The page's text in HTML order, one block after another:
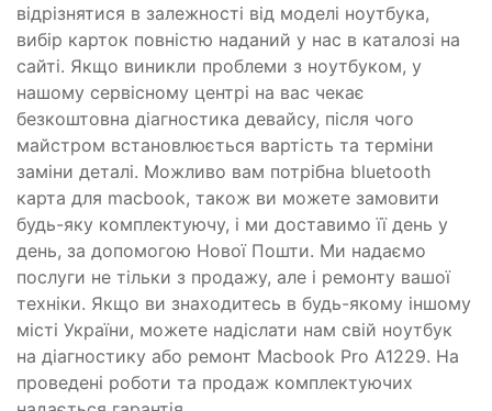
відрізнятися в залежності від моделі ноутбука,
вибір карток повністю наданий у нас в каталозі на
сайті. Якщо виникли проблеми з ноутбуком, у
нашому сервісному центрі на вас чекає
безкоштовна діагностика девайсу, після чого
майстром встановлюється вартість та терміни
заміни деталі. Можливо вам потрібна bluetooth
карта для macbook, також ви можете замовити
будь-яку комплектуючу, і ми доставимо її день у
день, за допомогою Нової Пошти. Ми надаємо
послуги не тільки з продажу, але і ремонту вашої
техніки. Якщо ви знаходитесь в будь-якому іншому
місті України, можете надіслати нам свій ноутбук
на діагностику або ремонт Macbook Pro A1229. На
проведені роботи та продаж комплектуючих